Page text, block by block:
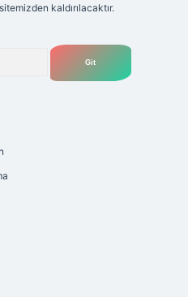
kaldırılacaktır.